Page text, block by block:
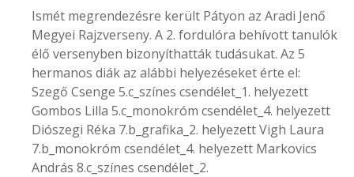
05-
02
Ismét megrendezésre került Pátyon az Aradi Jenő
Megyei Rajzverseny. A 2. fordulóra behívott tanulók
élő versenyben bizonyíthatták tudásukat. Az 5
hermanos diák az alábbi helyezéseket érte el:
Szegő Csenge 5.c_színes csendélet_1. helyezett
Gombos Lilla 5.c_monokróm csendélet_4. helyezett
Diószegi Réka 7.b_grafika_2. helyezett Vigh Laura
7.b_monokróm csendélet_4. helyezett Markovics
András 8.c_színes csendélet_2.